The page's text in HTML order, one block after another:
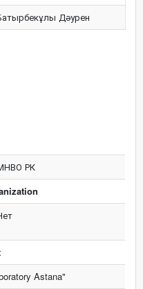
Дәурен
РК
Astana"